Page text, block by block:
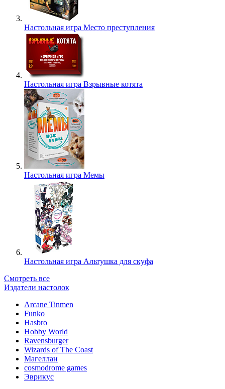
Настольная игра Место преступления
Настольная игра Взрывные котята
Настольная игра Мемы
Настольная игра Альтушка для скуфа
Смотреть все
Издатели настолок
Arcane Tinmen
Funko
Hasbro
Hobby World
Ravensburger
Wizards of The Coast
Магеллан
сosmodrome games
Эврикус